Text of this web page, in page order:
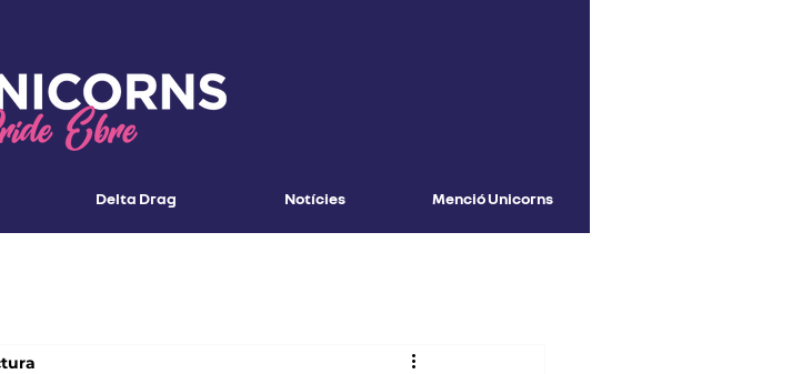
Delta Drag Notícies Menció Unicorns